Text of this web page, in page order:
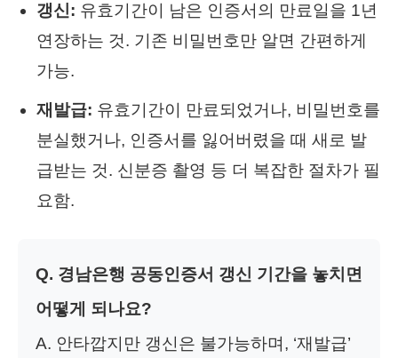
갱신: 유효기간이 남은 인증서의 만료일을 1년
연장하는 것. 기존 비밀번호만 알면 간편하게
가능.
재발급: 유효기간이 만료되었거나, 비밀번호를
분실했거나, 인증서를 잃어버렸을 때 새로 발
급받는 것. 신분증 촬영 등 더 복잡한 절차가 필
요함.
Q. 경남은행 공동인증서 갱신 기간을 놓치면
어떻게 되나요?
A. 안타깝지만 갱신은 불가능하며, ‘재발급’